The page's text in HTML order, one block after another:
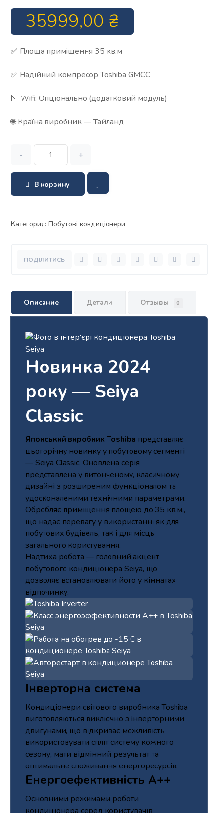
35999,00 ₴
✅ Площа приміщення 35 кв.м
✅ Надійний компресор Toshiba GMCC
🛜 Wifi: Опціонально (додатковий модуль)
🌐 Країна виробник — Тайланд
- +
В корзину
Категория:Побутові кондиціонери
Описание Детали Отзывы 0
Новинка 2024
року — Seiya
Classic
Японський виробник Toshiba представляє
цьогорічну новинку у побутовому сегменті
— Seiya Classic. Оновлена серія
представлена у витонченому, класичному
дизайні з розширеним функціоналом та
удосконаленими технічними параметрами.
Обробляє приміщення площею до 35 кв.м.,
що надає перевагу у використанні як для
побутових будівель, так і для місць
загального користування.
Надтиха робота — головний акцент
побутового кондиціонера Seiya, що
дозволяє встановлювати його у кімнатах
відпочинку.
Інверторна система
Кондиціонери світового виробника Toshiba
виготовляються виключно з інверторними
двигунами, що відкриває можливість
використовувати спліт систему кожного
сезону, мати відмінний результат та
оптимальне споживання енергоресурсів.
Енергоефективність А++
Основними режимами роботи
кондиціонера серед користувачів